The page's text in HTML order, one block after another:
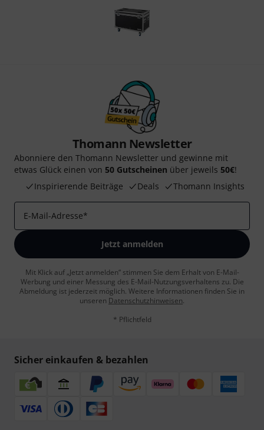
Thomann Newsletter
Abonniere den Thomann Newsletter und gewinne mit
etwas Glück einen von 50 Gutscheinen über jeweils 50€!
Inspirierende Beiträge
Deals Thomann Insights
E-Mail-Adresse*
Jetzt anmelden
Mit Klick auf „Jetzt anmelden“ stimmen Sie dem Erhalt von E-Mail-
Werbung und einer Messung des E-Mail-Nutzungsverhaltens zu. Die
Abmeldung ist jederzeit möglich. Weitere Informationen finden Sie in
unseren Datenschutzhinweisen.
* Pflichtfeld
Sicher einkaufen & bezahlen